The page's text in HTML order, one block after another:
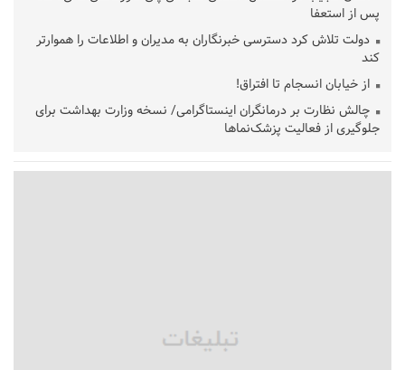
پس از استعفا
دولت تلاش کرد دسترسی خبرنگاران به مدیران و اطلاعات را هموارتر
کند
از خیابان انسجام تا افتراق!
چالش نظارت بر درمانگران اینستاگرامی/ نسخه وزارت بهداشت برای
جلوگیری از فعالیت پزشک‌نماها
امیر اکرمی‌نیا: ارتش کاملاً آماده است